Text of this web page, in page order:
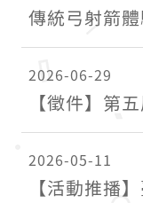
傳統弓射箭
2026-06-29
【徵件】第
2026-05-11
【活動推播